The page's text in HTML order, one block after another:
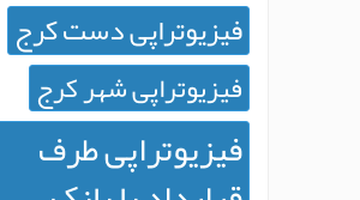
فیزیوتراپی دست کرج
فیزیوتراپی شهر کرج
فیزیوتراپی طرف